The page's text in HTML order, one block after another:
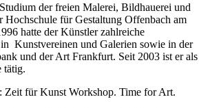
der freien Malerei, Bildhauerei und
Hochschule für Gestaltung Offenbach am
hatte der Künstler zahlreiche
Kunstvereinen und Galerien sowie in der
und der Art Frankfurt. Seit 2003 ist er als
tätig.
Zeit für Kunst Workshop. Time for Art.